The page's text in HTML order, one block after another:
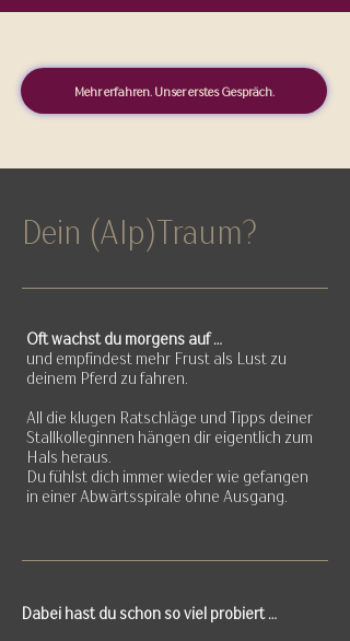
Mehr erfahren. Unser erstes Gespräch.
Dein (Alp)Traum?
Oft wachst du morgens auf ...
und empfindest mehr Frust als Lust zu
deinem Pferd zu fahren.
All die klugen Ratschläge und Tipps deiner
Stallkolleginnen hängen dir eigentlich zum
Hals heraus.
Du fühlst dich immer wieder wie gefangen
in einer Abwärtsspirale ohne Ausgang.
Dabei hast du schon so viel probiert ...